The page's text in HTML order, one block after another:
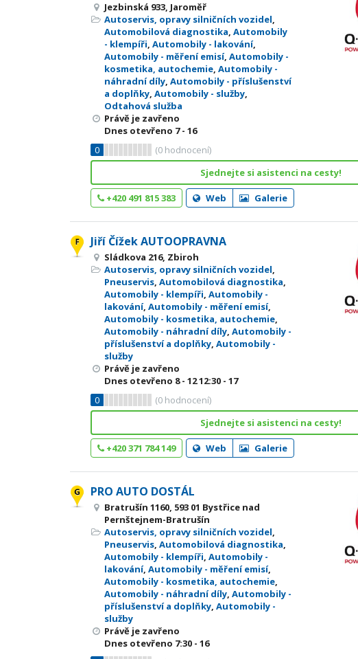
Jezbinská 933, Jaroměř
Autoservis, opravy silničních vozidel,
Automobilová diagnostika, Automobily
- klempíři, Automobily - lakování,
Automobily - měření emisí, Automobily -
kosmetika, autochemie, Automobily -
náhradní díly, Automobily - příslušenství
a doplňky, Automobily - služby,
Odtahová služba
Právě je zavřeno
Dnes otevřeno 7 - 16
0
(0 hodnocení)
Sjednejte si asistenci na cesty!
+420 491 815 383 Web Galerie
Jiří Čížek AUTOOPRAVNA
Sládkova 216, Zbiroh
Autoservis, opravy silničních vozidel,
Pneuservis, Automobilová diagnostika,
Automobily - klempíři, Automobily -
lakování, Automobily - měření emisí,
Automobily - kosmetika, autochemie,
Automobily - náhradní díly, Automobily -
příslušenství a doplňky, Automobily -
služby
Právě je zavřeno
Dnes otevřeno 8 - 1212:30 - 17
0
(0 hodnocení)
Sjednejte si asistenci na cesty!
+420 371 784 149 Web Galerie
PRO AUTO DOSTÁL
Bratrušín 1160, 593 01 Bystřice nad
Pernštejnem-Bratrušín
Autoservis, opravy silničních vozidel,
Pneuservis, Automobilová diagnostika,
Automobily - klempíři, Automobily -
lakování, Automobily - měření emisí,
Automobily - kosmetika, autochemie,
Automobily - náhradní díly, Automobily -
příslušenství a doplňky, Automobily -
služby
Právě je zavřeno
Dnes otevřeno 7:30 - 16